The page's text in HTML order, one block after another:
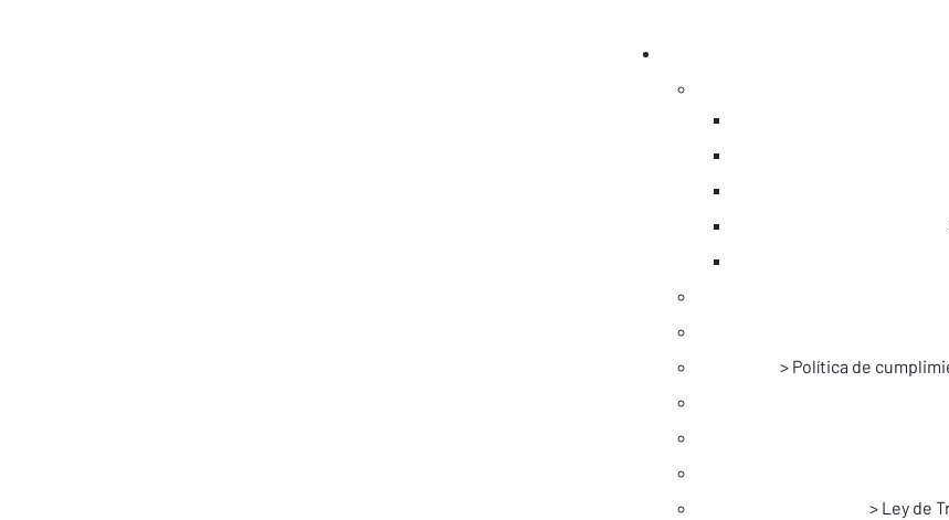
Política de
Ley de